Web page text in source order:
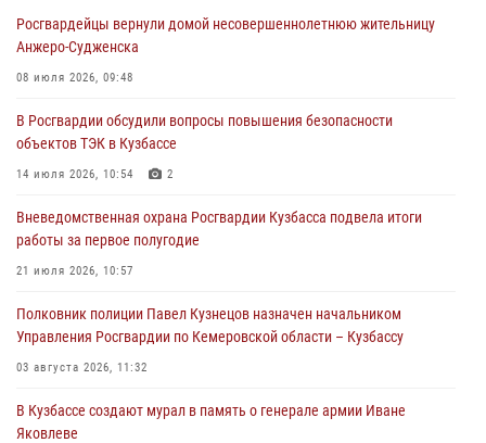
05 августа 2026, 09:30
Росгвардейцы задержали участника драки, причинившего побои
05 августа 2026, 08:50
Росгвардейцы пресекли нарушение общественного порядка на
05 августа 2026, 08:10
Росгвардейцы в Юрге пресекли попытку проникновения на
05 августа 2026, 07:45
Росгвардейцы вернули домой несовершеннолетнюю жительницу
Анжеро-Судженска
08 июля 2026, 09:48
В Росгвардии обсудили вопросы повышения безопасности
объектов ТЭК в Кузбассе
14 июля 2026, 10:54 2
Вневедомственная охрана Росгвардии Кузбасса подвела итоги
работы за первое полугодие
21 июля 2026, 10:57
Полковник полиции Павел Кузнецов назначен начальником
Управления Росгвардии по Кемеровской области – Кузбассу
03 августа 2026, 11:32
В Кузбассе создают мурал в память о генерале армии Иване
Яковлеве